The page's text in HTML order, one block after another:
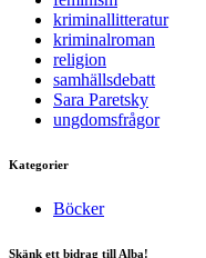
kriminallitteratur
kriminalroman
religion
samhällsdebatt
Sara Paretsky
ungdomsfrågor
Kategorier
Böcker
Skänk ett bidrag till Alba!